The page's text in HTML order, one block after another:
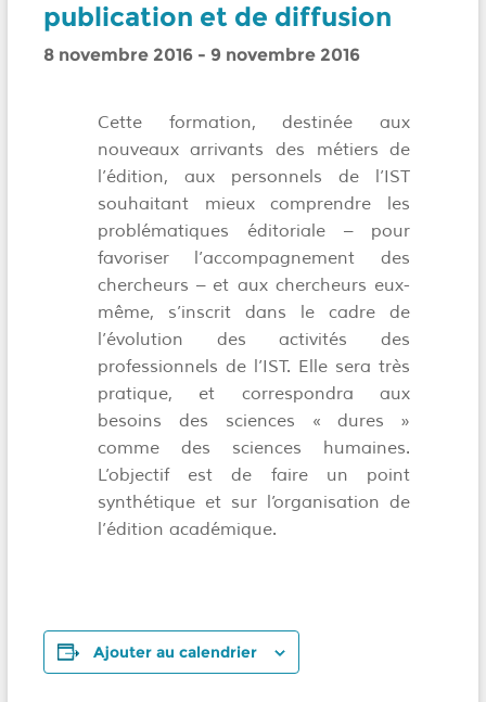
publication et de diffusion
8 novembre 2016- 9 novembre 2016
Cette formation, destinée aux
nouveaux arrivants des métiers de
l’édition, aux personnels de l’IST
souhaitant mieux comprendre les
problématiques éditoriale – pour
favoriser l’accompagnement des
chercheurs – et aux chercheurs eux-
même, s’inscrit dans le cadre de
l’évolution des activités des
professionnels de l’IST. Elle sera très
pratique, et correspondra aux
besoins des sciences « dures »
comme des sciences humaines.
L’objectif est de faire un point
synthétique et sur l’organisation de
l’édition académique.
Ajouter au calendrier